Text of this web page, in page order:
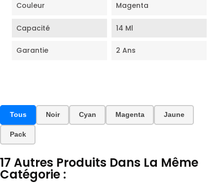
Couleur Magenta
Capacité 14 Ml
Garantie 2 Ans
Tous Noir Cyan Magenta Jaune
Pack
17 Autres Produits Dans La Même
Catégorie :